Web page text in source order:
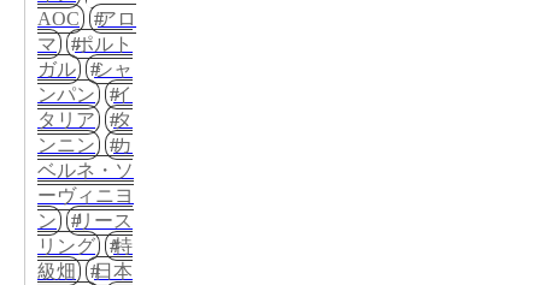
AOC
アロ
マ
ポルト
ガル
シャ
ンパン
イ
タリア
タ
ンニン
カ
ベルネ・ソ
ーヴィニヨ
ン
リース
リング
特
級畑
日本